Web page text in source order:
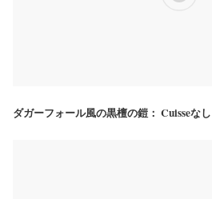
ダガーフォール風の黒檀の鎧： Cuisseなし